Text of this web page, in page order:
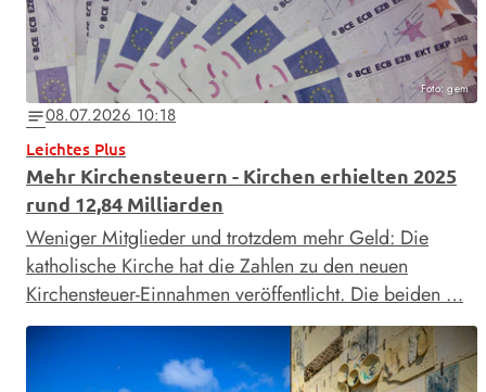
Foto: gem
notes08.07.2026 10:18
Leichtes Plus
Mehr Kirchensteuern - Kirchen erhielten 2025
rund 12,84 Milliarden
Weniger Mitglieder und trotzdem mehr Geld: Die
katholische Kirche hat die Zahlen zu den neuen
Kirchensteuer-Einnahmen veröffentlicht. Die beiden …